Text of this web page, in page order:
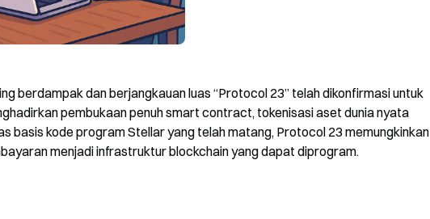
berdampak dan berjangkauan luas “Protocol 23” telah dikonfirmasi untuk
pembukaan penuh smart contract, tokenisasi aset dunia nyata
basis kode program Stellar yang telah matang, Protocol 23 memungkinkan
menjadi infrastruktur blockchain yang dapat diprogram.